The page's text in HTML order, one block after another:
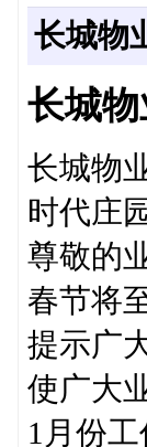
长城物
长城
长城物
时代庄
尊敬的
春节将
提示广
使广大
1月份工